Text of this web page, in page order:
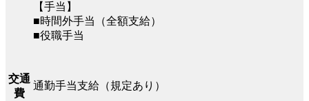
【手当】
■時間外手当（全額支給）
■役職手当
交通
費
通勤手当支給（規定あり）